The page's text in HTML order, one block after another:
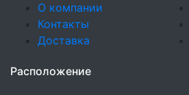
О компании
Контакты
Доставка
Расположение